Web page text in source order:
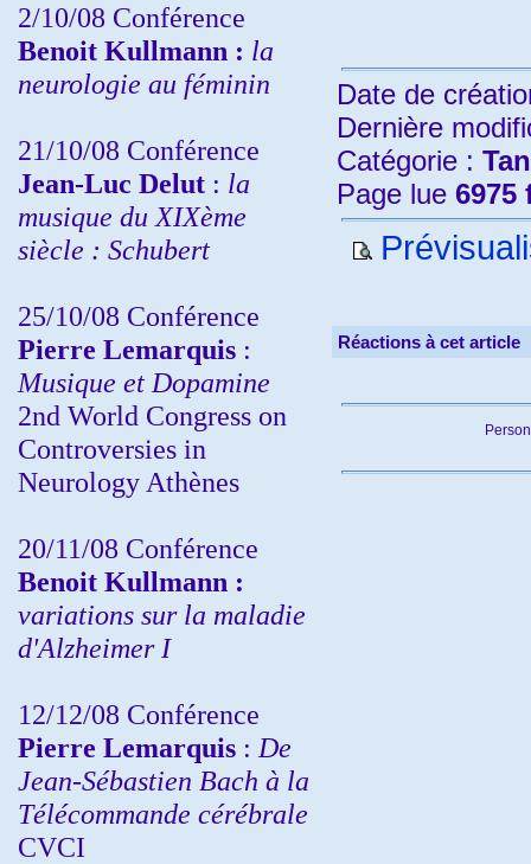
2/10/08 Conférence
Benoit Kullmann : la
neurologie au féminin
21/10/08 Conférence
Jean-Luc Delut : la
musique du XIXème
siècle : Schubert
25/10/08 Conférence
Pierre Lemarquis :
Musique et Dopamine
2nd World Congress on
Controversies in
Neurology Athènes
20/11/08 Conférence
Benoit Kullmann :
variations sur la maladie
d'Alzheimer I
12/12/08 Conférence
Pierre Lemarquis : De
Jean-Sébastien Bach à la
Télécommande cérébrale
CVCI
Date de
Dernière
Catégorie :
Page lue 6975
Réactions à cet article